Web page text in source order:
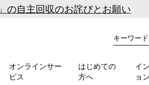
の自主回収のお詫びとお願い
オンラインサー
ビス
はじめての
方へ
イ
ョン
カ
タ
検
use